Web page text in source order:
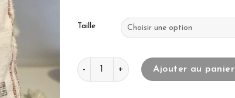
Taille
quantité de Coussin Sabra blanc
Ajouter au panier